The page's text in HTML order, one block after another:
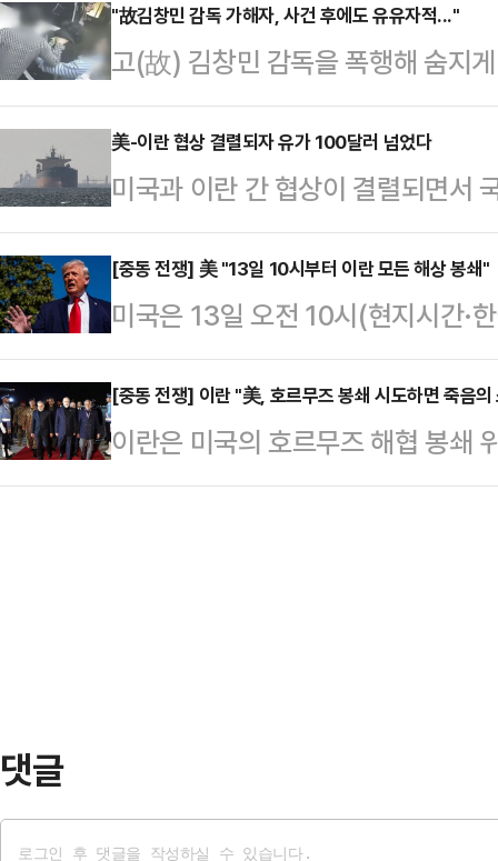
따르면 이날 오전 9시 기준 전국 주
오른 리터당 1993.8원을, 경유 가
서울의 평균 휘발유 가격도 리터
원 상승한 2010.8원으로 집계됐다
영향으로 가격 상승 압력이 일부
"故김창민 감독 가해자, 사건 후에도 유유자적..."
고(故) 김창민 감독을 폭행해 숨지
없는 생활을 이어온 것으로 알려지
한 온라인 커뮤니티에 "자식이 보는
고도 천하태평으로 음반 발매하고
글을 게재했다.이어 "사건이 공론
도 알아서 취재하라는 식으로 대응
낭독했다"면서 "폭행 당시 사각지
했지만 경찰이 그 사…
美-이란 협상 결렬되자 유가 100달러 넘었다
미국과 이란 간 협상이 결렬되면서
지시간) 뉴욕상품거래소에서 오후
(WTI) 선물은 8.19% 오른 배럴당
역시 7% 이상 상승한 배럴당
일에는 6월 인도분 브렌트유 가격
이었다.양측 대표단은 지난 11~12
했으나 핵 개발 등 핵심 이슈에서
했다. …
[중동 전쟁] 美 "13일 10시부터 이란 모든 해상 봉쇄"
미국은 13일 오전 10시(현지시간·한국시간 오후 11시
만을 봉쇄하기로 했다.AP통신에
선박을 겨냥해 봉쇄를 시행한다고
국은 이란 항만을 드나드는 모든 선
것”이라며 “이번 작전은 13일 10
[중동 전쟁] 이란 "美, 호르무즈 봉쇄 시도하면 죽음
이란은 미국의 호르무즈 해협 봉쇄
것”이라고 밝혔다.AFP통신에 따
댓글